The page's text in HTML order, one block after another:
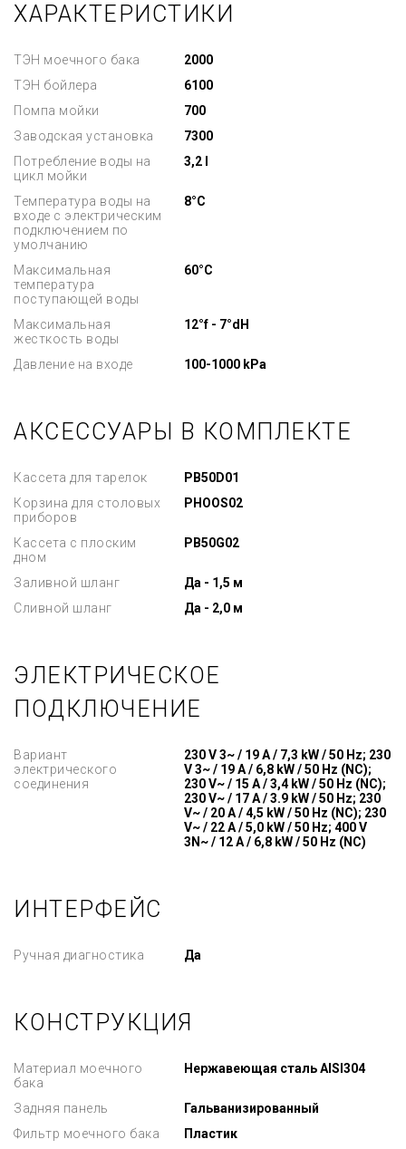
ХАРАКТЕРИСТИКИ
ТЭН моечного бака
2000
ТЭН бойлера
6100
Помпа мойки
700
Заводская установка
7300
Потребление воды на
цикл мойки
3,2 l
Температура воды на
входе с электрическим
подключением по
умолчанию
8°C
Максимальная
температура
поступающей воды
60°C
Максимальная
жесткость воды
12°f - 7°dH
Давление на входе 100-1000 kPa
АКСЕССУАРЫ В КОМПЛЕКТЕ
Кассета для тарелок
PB50D01
Корзина для столовых
приборов
PHOOS02
Кассета с плоским
дном
PB50G02
Заливной шланг
Да - 1,5 м
Сливной шланг
Да - 2,0 м
ЭЛЕКТРИЧЕСКОЕ
ПОДКЛЮЧЕНИЕ
Вариант
электрического
соединения
230 V 3~ / 19 A / 7,3 kW / 50 Hz; 230
V 3~ / 19 A / 6,8 kW / 50 Hz (NC);
230 V~ / 15 A / 3,4 kW / 50 Hz (NC);
230 V~ / 17 A / 3.9 kW / 50 Hz; 230
V~ / 20 A / 4,5 kW / 50 Hz (NC); 230
V~ / 22 A / 5,0 kW / 50 Hz; 400 V
3N~ / 12 A / 6,8 kW / 50 Hz (NC)
ИНТЕРФЕЙС
Ручная диагностика Да
КОНСТРУКЦИЯ
Материал моечного
бака
Нержавеющая сталь AISI304
Задняя панель
Гальванизированный
Фильтр моечного бака
Пластик